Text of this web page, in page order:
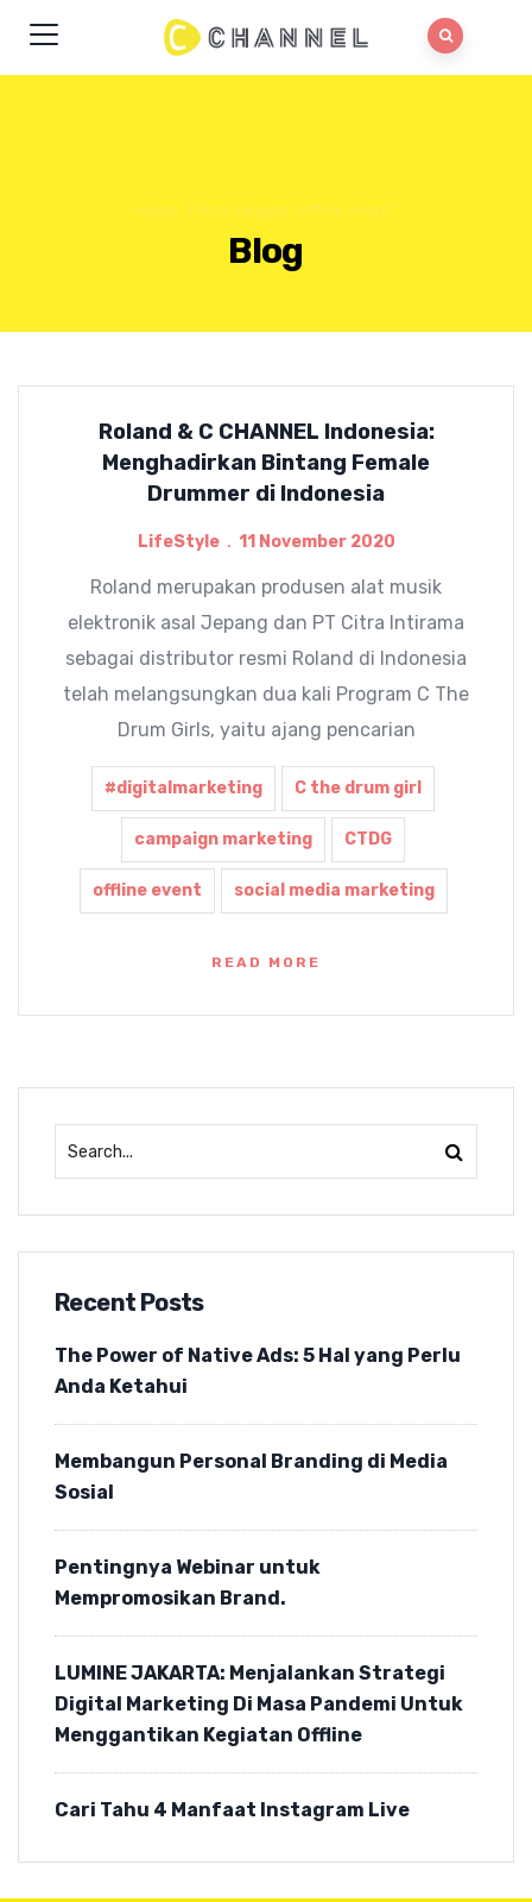
Home . Posts tagged "offline event"
Blog
Roland & C CHANNEL Indonesia:
Menghadirkan Bintang Female
Drummer di Indonesia
LifeStyle 11 November 2020
Roland merupakan produsen alat musik
elektronik asal Jepang dan PT Citra Intirama
sebagai distributor resmi Roland di Indonesia
telah melangsungkan dua kali Program C The
Drum Girls, yaitu ajang pencarian
#digitalmarketing C the drum girl
campaign marketing CTDG
offline event social media marketing
READ MORE
Recent Posts
The Power of Native Ads: 5 Hal yang Perlu
Anda Ketahui
Membangun Personal Branding di Media
Sosial
Pentingnya Webinar untuk
Mempromosikan Brand.
LUMINE JAKARTA: Menjalankan Strategi
Digital Marketing Di Masa Pandemi Untuk
Menggantikan Kegiatan Offline
Cari Tahu 4 Manfaat Instagram Live